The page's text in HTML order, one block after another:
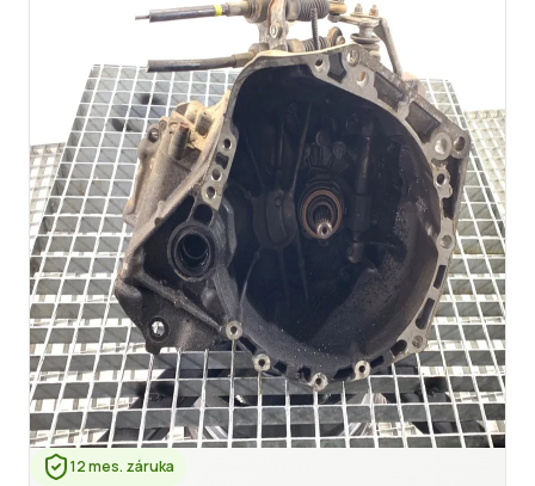
12 mes. záruka